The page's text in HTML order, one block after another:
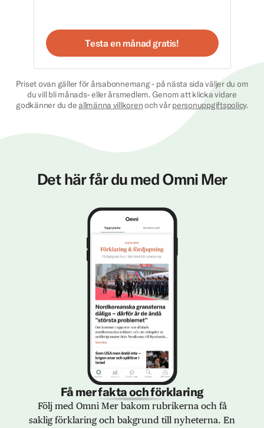
Testa en månad gratis!
Priset ovan gäller för årsabonnemang - på nästa sida väljer du om
du vill bli månads- eller årsmedlem. Genom att klicka vidare
godkänner du deallmänna villkorenoch vårpersonuppgiftspolicy.
Det här får du med Omni Mer
Få mer fakta och förklaring
Följ med Omni Mer bakom rubrikerna och få
saklig förklaring och bakgrund till nyheterna. En